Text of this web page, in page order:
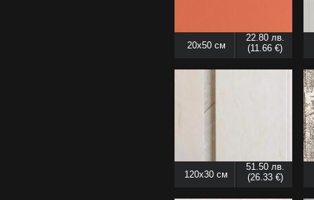
20x50 см
22.80 лв.
(11.66 €)
120x30 см
51.50 лв.
(26.33 €)